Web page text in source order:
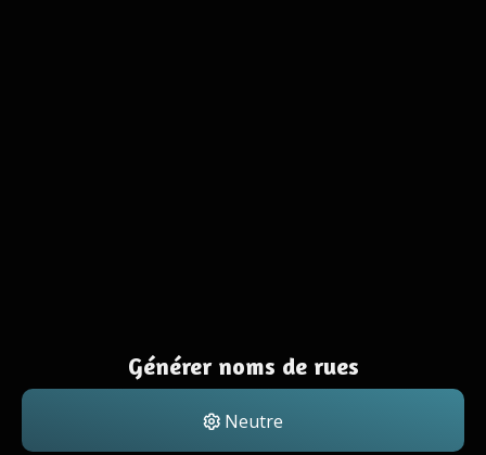
Générer noms de rues
Neutre